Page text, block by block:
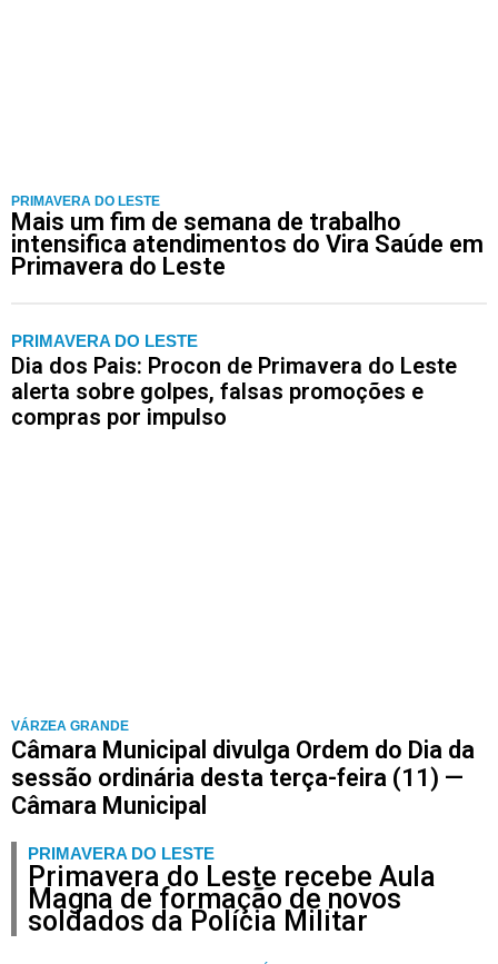
PRIMAVERA DO LESTE
Mais um fim de semana de trabalho
intensifica atendimentos do Vira Saúde em
Primavera do Leste
PRIMAVERA DO LESTE
Dia dos Pais: Procon de Primavera do Leste
alerta sobre golpes, falsas promoções e
compras por impulso
VÁRZEA GRANDE
Câmara Municipal divulga Ordem do Dia da
sessão ordinária desta terça-feira (11) —
Câmara Municipal
PRIMAVERA DO LESTE
Primavera do Leste recebe Aula
Magna de formação de novos
soldados da Polícia Militar